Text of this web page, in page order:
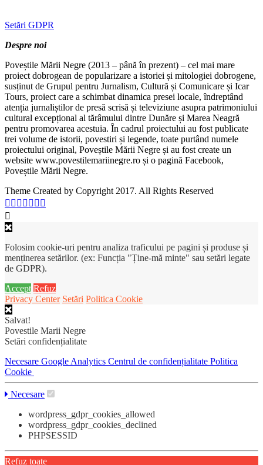
Setări GDPR
Despre noi
Poveștile Mării Negre (2013 – până în prezent) – cel mai mare
proiect dobrogean de popularizare a istoriei și mitologiei dobrogene,
susținut de Grupul pentru Jurnalism, Cultură și Comunicare și Icar
Tours, proiect care a schimbat dinamica presei locale, îndreptând
atenția jurnaliștilor de presă scrisă și televiziune asupra patrimoniului
cultural excepțional al tărâmului dintre Dunăre și Marea Neagră
pentru promovarea acestuia. În cadrul proiectului au fost publicate
trei volume de istorii, povestiri și legende, toate purtând numele
proiectului original, Poveștile Mării Negre și au fost create un
website www.povestilemariinegre.ro și o pagină Facebook,
Poveștile Mării Negre.
Theme Created by Copyright 2017. All Rights Reserved
Folosim cookie-uri pentru analiza traficului pe pagini și produse și
menținerea setărilor. (ex: Funcția "Ține-mă minte" sau setări legate
de GDPR).
Accept Refuz
Privacy Center Setări Politica Cookie
Salvat!
Povestile Marii Negre
Setări confidențialitate
Necesare Google Analytics Centrul de confidențialitate Politica
Cookie
Necesare
wordpress_gdpr_cookies_allowed
wordpress_gdpr_cookies_declined
PHPSESSID
Refuz toate